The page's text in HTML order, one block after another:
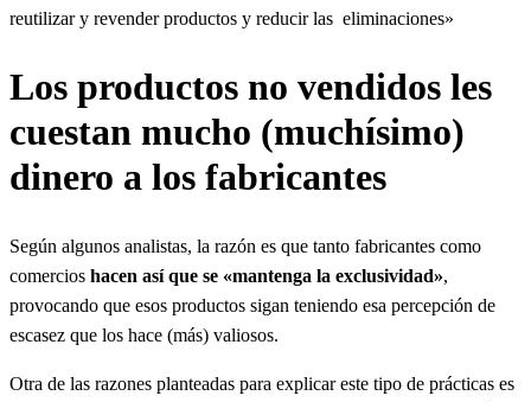
reutilizar y revender productos y reducir las eliminaciones»
Los productos no vendidos les
cuestan mucho (muchísimo)
dinero a los fabricantes
Según algunos analistas, la razón es que tanto fabricantes como
comercios hacen así que se «mantenga la exclusividad»,
provocando que esos productos sigan teniendo esa percepción de
escasez que los hace (más) valiosos.
Otra de las razones planteadas para explicar este tipo de prácticas es